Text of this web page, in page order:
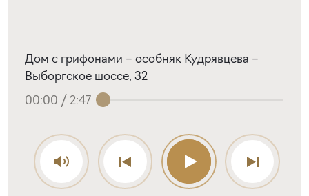
Дом с грифонами – особняк Кудрявцева –
Выборгское шоссе, 32
00:00 / 2:47